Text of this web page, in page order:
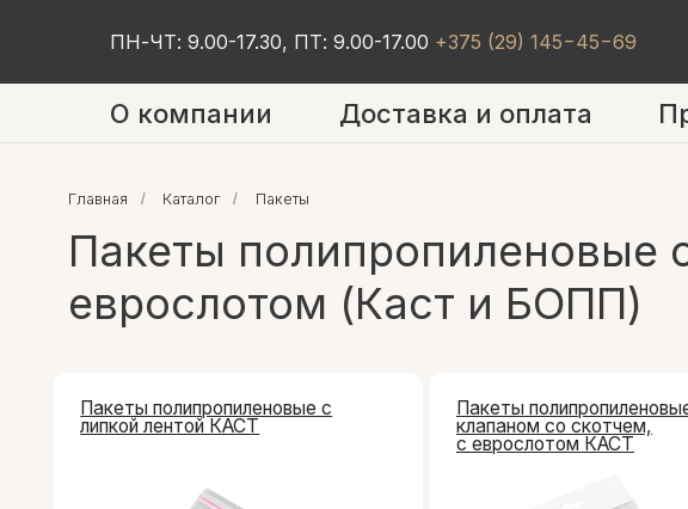
ПН-ЧТ: 9.00-17.30, ПТ: 9.00-17.00 +375 (29) 145−45−69
О компании Доставка и оплата
Пакеты полипропиленовые с
еврослотом (Каст и БОПП)
с еврослотом КАСТ